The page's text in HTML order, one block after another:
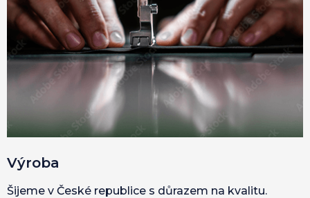
Výroba
Šijeme v České republice s důrazem na kvalitu.